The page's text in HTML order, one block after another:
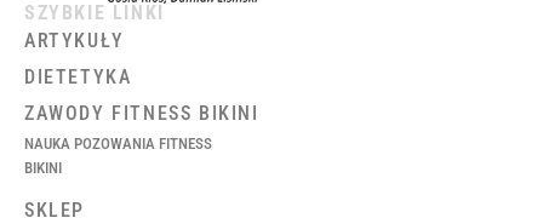
SZYBKIE LINKI
ARTYKUŁY
DIETETYKA
ZAWODY FITNESS BIKINI
NAUKA POZOWANIA FITNESS
BIKINI
SKLEP